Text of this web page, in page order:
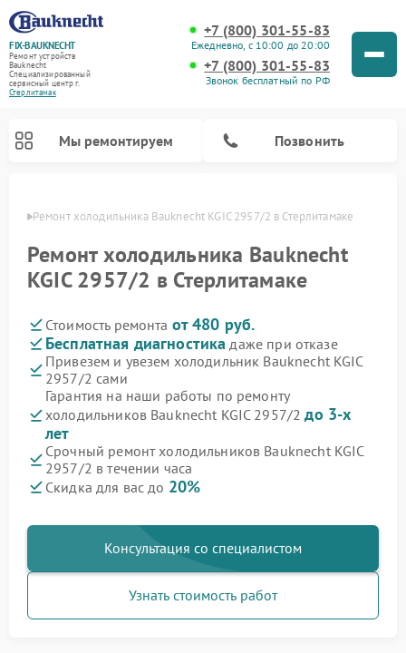
FIX-BAUKNECHT
Ремонт устройств
Bauknecht
Специализированный
cервисный центр г.
Стерлитамак
+7 (800) 301-55-83
Ежедневно, с 10:00 до 20:00
+7 (800) 301-55-83
Звонок бесплатный по РФ
Мы ремонтируем Позвонить
Ремонт холодильника Bauknecht KGIC 2957/2 в Стерлитамаке
Ремонт холодильника Bauknecht
KGIC 2957/2 в Стерлитамаке
Стоимость ремонта от 480 руб.
Бесплатная диагностика даже при отказе
Привезем и увезем холодильник Bauknecht KGIC
2957/2 сами
Гарантия на наши работы по ремонту
холодильников Bauknecht KGIC 2957/2до 3-х
лет
Срочный ремонт холодильников Bauknecht KGIC
2957/2 в течении часа
Скидка для вас до 20%
Консультация со специалистом
Узнать стоимость работ